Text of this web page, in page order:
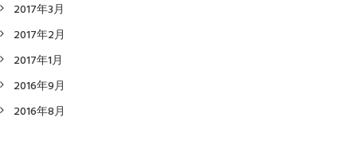
2017年3月
2017年2月
2017年1月
2016年9月
2016年8月